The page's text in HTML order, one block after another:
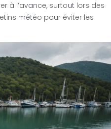
à l’avance, surtout lors des
météo pour éviter les